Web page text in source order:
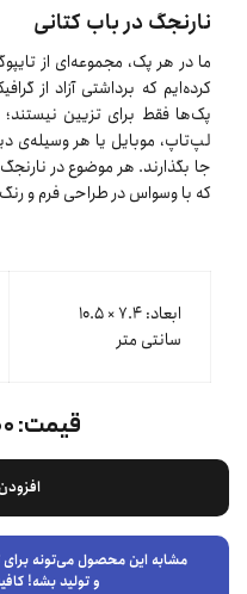
نارنجگ در باب کتانی
ما در هر پک، مجموعه‌ای از
کرده‌ایم که برداشتی آزاد از
پک‌ها فقط برای تزیین
لپ‌تاپ، موبایل یا هر
جا بگذارند. هر موضوع در
که با وسواس در طراحی فرم و
ابعاد: ۷.۴ × ۱۰.۵
سانتی متر
قیمت:
مشابه این محصول می‌تونه
و تولید بشه!